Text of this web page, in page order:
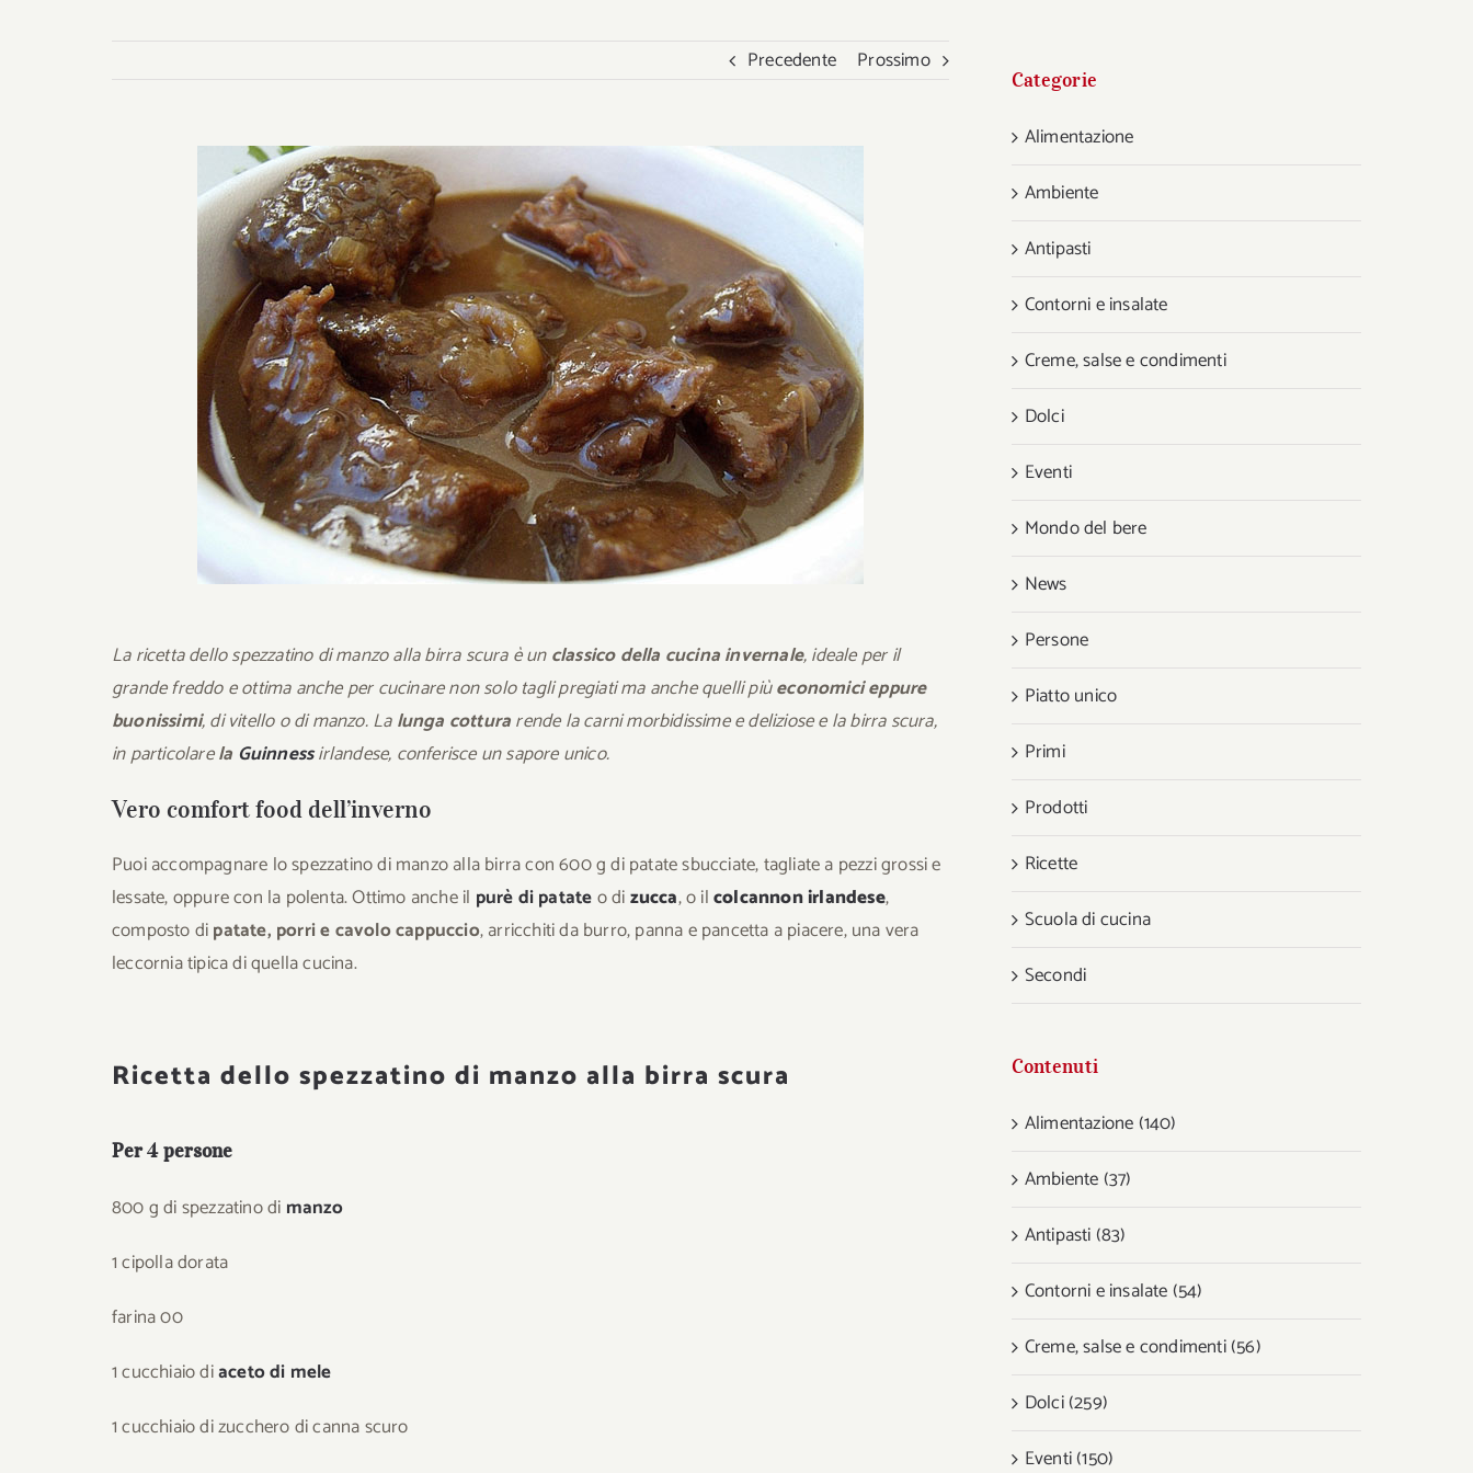
Precedente Prossimo
La ricetta dello spezzatino di manzo alla birra scura è unclassico della cucina invernale, ideale per il
grande freddo e ottima anche per cucinare non solo tagli pregiati ma anche quelli piùeconomicieppure
buonissimi, di vitello o di manzo. Lalunga cotturarende la carni morbidissime e deliziose e la birra scura,
in particolarela Guinnessirlandese, conferisce un sapore unico.
Vero comfort food dell’inverno
Puoi accompagnare lo spezzatino di manzo alla birra con 600 g di patate sbucciate, tagliate a pezzi grossi e
lessate, oppure con la polenta. Ottimo anche il purè di patateo dizucca, o ilcolcannon irlandese,
composto dipatate, porri e cavolo cappuccio, arricchiti da burro, panna e pancetta a piacere, una vera
leccornia tipica di quella cucina.
Ricetta dello spezzatino di manzo alla birra scura
Per 4 persone
800 g di spezzatino di manzo
1 cipolla dorata
farina 00
1 cucchiaio diaceto di mele
1 cucchiaio di zucchero di canna scuro
Categorie
Alimentazione
Ambiente
Antipasti
Contorni e insalate
Creme, salse e condimenti
Dolci
Eventi
Mondo del bere
News
Persone
Piatto unico
Primi
Prodotti
Ricette
Scuola di cucina
Secondi
Contenuti
Alimentazione (140)
Ambiente (37)
Antipasti (83)
Contorni e insalate (54)
Creme, salse e condimenti (56)
Dolci (259)
Eventi (150)